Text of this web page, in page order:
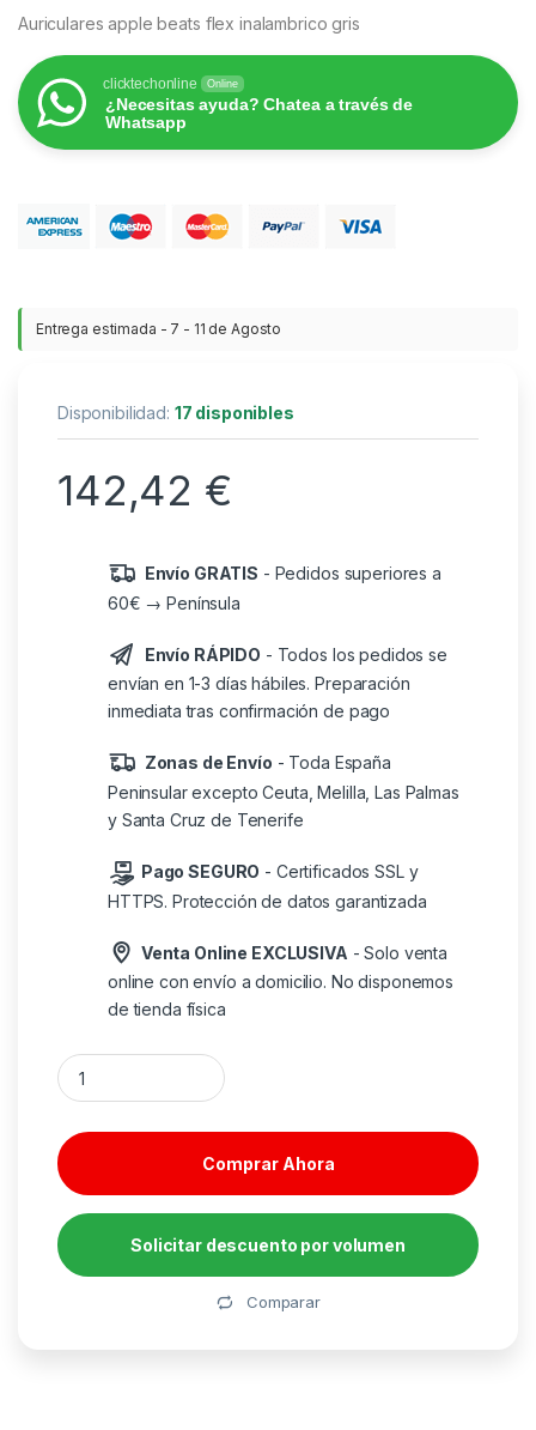
Auriculares apple beats flex inalambrico gris
clicktechonline Online
¿Necesitas ayuda? Chatea a través de
Whatsapp
Entrega estimada - 7 - 11 de Agosto
Disponibilidad: 17 disponibles
142,42 €
Envío GRATIS - Pedidos superiores a
60€ → Península
Envío RÁPIDO - Todos los pedidos se
envían en 1-3 días hábiles. Preparación
inmediata tras confirmación de pago
Zonas de Envío - Toda España
Peninsular excepto Ceuta, Melilla, Las Palmas
y Santa Cruz de Tenerife
Pago SEGURO - Certificados SSL y
HTTPS. Protección de datos garantizada
Venta Online EXCLUSIVA - Solo venta
online con envío a domicilio. No disponemos
de tienda física
Auriculares apple beats flex inalambrico gris cantidad
Comprar Ahora
Solicitar descuento por volumen
Comparar